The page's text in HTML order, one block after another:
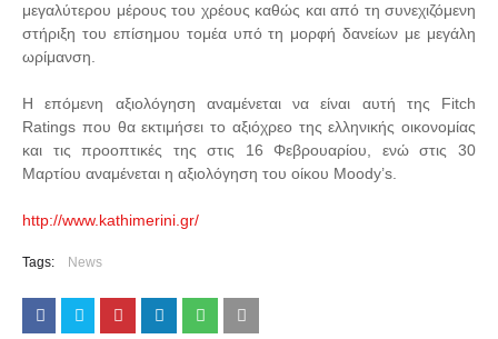
μεγαλύτερου μέρους του χρέους καθώς και από τη συνεχιζόμενη
στήριξη του επίσημου τομέα υπό τη μορφή δανείων με μεγάλη
ωρίμανση.
Η επόμενη αξιολόγηση αναμένεται να είναι αυτή της Fitch
Ratings που θα εκτιμήσει το αξιόχρεο της ελληνικής οικονομίας
και τις προοπτικές της στις 16 Φεβρουαρίου, ενώ στις 30
Μαρτίου αναμένεται η αξιολόγηση του οίκου Moody’s.
http://www.kathimerini.gr/
Tags: News